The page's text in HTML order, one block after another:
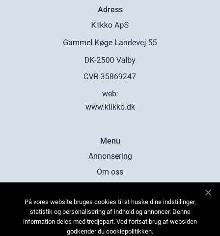
Adress
web:
www.klikko.dk
Menu
Annonsering
Om oss
Kontakta oss
Sitemap
På vores website bruges cookies til at huske dine indstillinger,
statistik og personalisering af indhold og annoncer. Denne
information deles med tredjepart. Ved fortsat brug af websiden
godkender du cookiepolitikken.